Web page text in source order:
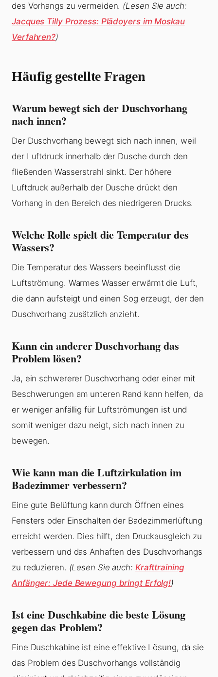
des Vorhangs zu vermeiden. (Lesen Sie auch:
Jacques Tilly Prozess: Plädoyers im Moskau
Verfahren?)
Häufig gestellte Fragen
Warum bewegt sich der Duschvorhang
nach innen?
Der Duschvorhang bewegt sich nach innen, weil
der Luftdruck innerhalb der Dusche durch den
fließenden Wasserstrahl sinkt. Der höhere
Luftdruck außerhalb der Dusche drückt den
Vorhang in den Bereich des niedrigeren Drucks.
Welche Rolle spielt die Temperatur des
Wassers?
Die Temperatur des Wassers beeinflusst die
Luftströmung. Warmes Wasser erwärmt die Luft,
die dann aufsteigt und einen Sog erzeugt, der den
Duschvorhang zusätzlich anzieht.
Kann ein anderer Duschvorhang das
Problem lösen?
Ja, ein schwererer Duschvorhang oder einer mit
Beschwerungen am unteren Rand kann helfen, da
er weniger anfällig für Luftströmungen ist und
somit weniger dazu neigt, sich nach innen zu
bewegen.
Wie kann man die Luftzirkulation im
Badezimmer verbessern?
Eine gute Belüftung kann durch Öffnen eines
Fensters oder Einschalten der Badezimmerlüftung
erreicht werden. Dies hilft, den Druckausgleich zu
verbessern und das Anhaften des Duschvorhangs
zu reduzieren. (Lesen Sie auch: Krafttraining
Anfänger: Jede Bewegung bringt Erfolg!)
Ist eine Duschkabine die beste Lösung
gegen das Problem?
Eine Duschkabine ist eine effektive Lösung, da sie
das Problem des Duschvorhangs vollständig